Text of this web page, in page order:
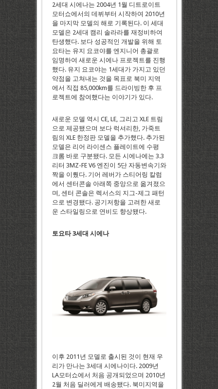
2세대 시에나는 2004년 1월 디트로이트
모터쇼에서의 데뷔부터 시작하여 2010년
을 마지막 모델의 해로 기록된다. 이 세대
모델은 2세대 캠리 솔라라를 재정비하여
탄생했다. 보다 성공적인 개발을 위해 토
요타는 유지 요코야를 엔지니어 총괄로
임명하여 새로운 시에나 프로젝트를 진행
했다. 유지 요코야는 1세대가 가지고 있던
약점을 고쳐내는 것을 목표로 북미 지역
에서 직접 85,000km를 드라이빙한 후 프
로젝트에 참여했다는 이야기가 있다.
새로운 모델 역시 CE, LE, 그리고 XLE 트림
으로 제공됐으며 보다 럭셔리한, 가죽트
림의 XLE 한정판 모델을 추가했다. 추가된
모델은 리어 라이센스 플레이트에 수평
크롬 바로 구분됐다. 모든 시에나에는 3.3
리터 3MZ-FE V6 엔진이 5단 자동변속기와
짝을 이뤘다. 기어 레버가 스티어링 칼럼
에서 센터콘솔 아래쪽 중앙으로 옮겨졌으
며, 센터 콘솔은 렉서스의 지그-제그 패턴
으로 변경됐다. 공기저항을 고려한 새로
운 스타일링으로 연비도 향상됐다.
토요타 3세대 시에나
이후 2011년 모델로 출시된 것이 현재 우
리가 만나는 3세대 시에나이다. 2009년
LA모터쇼에서 처음 공개되었으며 2010년
2월 처음 딜러에게 배송됐다. 북미지역을